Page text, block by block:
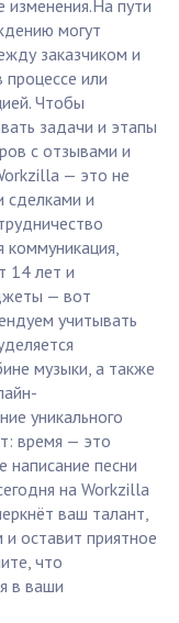
изменения.На пути
могут
заказчиком и
или
Чтобы
задачи и этапы
с отзывами и
— это не
сделками и
14 лет и
— вот
учитывать
музыки, а также
уникального
время — это
написание песни
на Workzilla
ваш талант,
оставит приятное
что
в ваши